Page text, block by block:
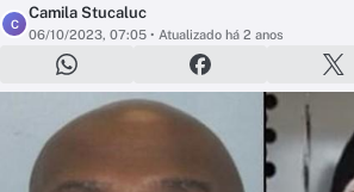
C
Camila Stucaluc
06/10/2023, 07:05 • Atualizado há 2 anos